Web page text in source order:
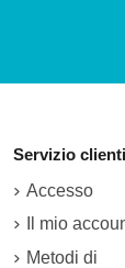
Servizio clienti
Accesso
Il mio
Metodi di